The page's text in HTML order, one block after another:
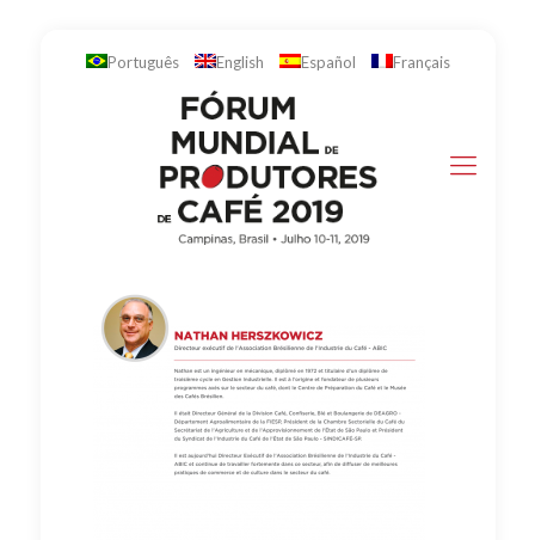
Português English Español Français